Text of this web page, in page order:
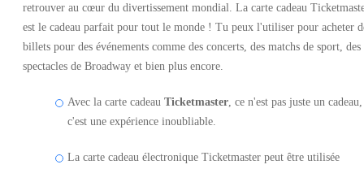
retrouver au cœur du divertissement mondial. La carte cadeau
est le cadeau parfait pour tout le monde ! Tu peux l'utiliser pour acheter
billets pour des événements comme des concerts, des matchs de sport, des
spectacles de Broadway et bien plus encore.
Avec la carte cadeau Ticketmaster , ce n'est pas juste un cadeau,
c'est une expérience inoubliable.
La carte cadeau électronique Ticketmaster peut être utilisée